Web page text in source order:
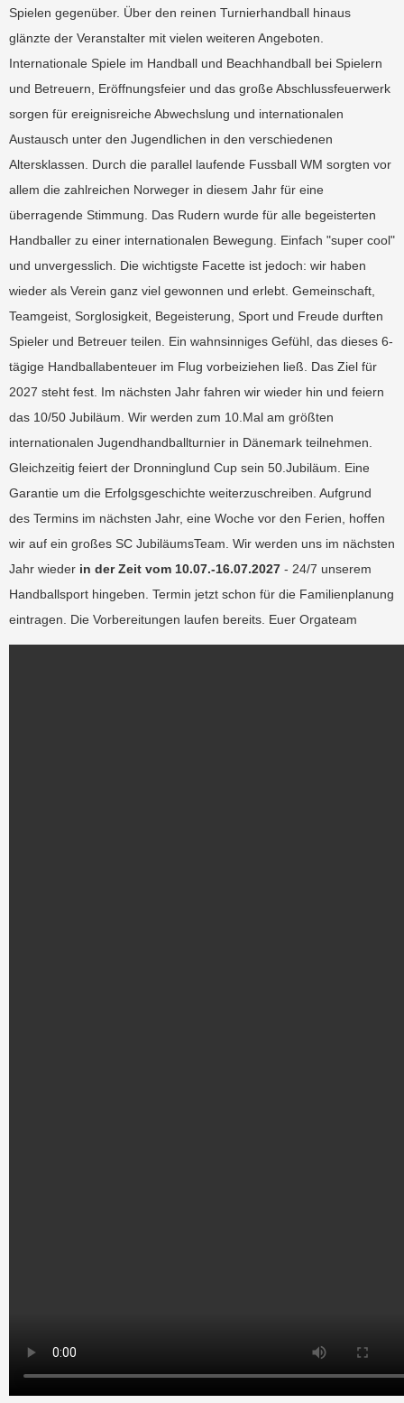
Spielen gegenüber. Über den reinen Turnierhandball hinaus
glänzte der Veranstalter mit vielen weiteren Angeboten.
Internationale Spiele im Handball und Beachhandball bei Spielern
und Betreuern, Eröffnungsfeier und das große Abschlussfeuerwerk
sorgen für ereignisreiche Abwechslung und internationalen
Austausch unter den Jugendlichen in den verschiedenen
Altersklassen. Durch die parallel laufende Fussball WM sorgten vor
allem die zahlreichen Norweger in diesem Jahr für eine
überragende Stimmung. Das Rudern wurde für alle begeisterten
Handballer zu einer internationalen Bewegung. Einfach "super cool"
und unvergesslich. Die wichtigste Facette ist jedoch: wir haben
wieder als Verein ganz viel gewonnen und erlebt. Gemeinschaft,
Teamgeist, Sorglosigkeit, Begeisterung, Sport und Freude durften
Spieler und Betreuer teilen. Ein wahnsinniges Gefühl, das dieses 6-
tägige Handballabenteuer im Flug vorbeiziehen ließ. Das Ziel für
2027 steht fest. Im nächsten Jahr fahren wir wieder hin und feiern
das 10/50 Jubiläum. Wir werden zum 10.Mal am größten
internationalen Jugendhandballturnier in Dänemark teilnehmen.
Gleichzeitig feiert der Dronninglund Cup sein 50.Jubiläum. Eine
Garantie um die Erfolgsgeschichte weiterzuschreiben. Aufgrund
des Termins im nächsten Jahr, eine Woche vor den Ferien, hoffen
wir auf ein großes SC JubiläumsTeam. Wir werden uns im nächsten
Jahr wieder in der Zeit vom 10.07.-16.07.2027 - 24/7 unserem
Handballsport hingeben. Termin jetzt schon für die Familienplanung
eintragen. Die Vorbereitungen laufen bereits. Euer Orgateam